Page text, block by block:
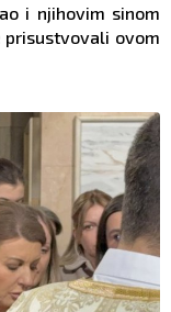
i njihovim sinom
prisustvovali ovom